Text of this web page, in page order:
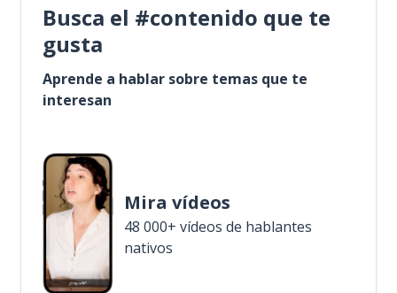
Busca el #contenido que te
gusta
Aprende a hablar sobre temas que te
interesan
Mira vídeos
48 000+ vídeos de hablantes
nativos